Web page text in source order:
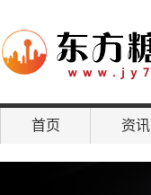
首页 资讯
聚焦